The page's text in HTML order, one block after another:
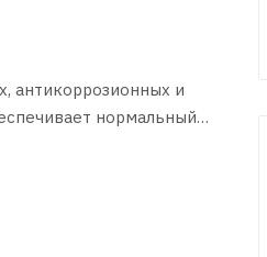
антикоррозионных и
нормальный